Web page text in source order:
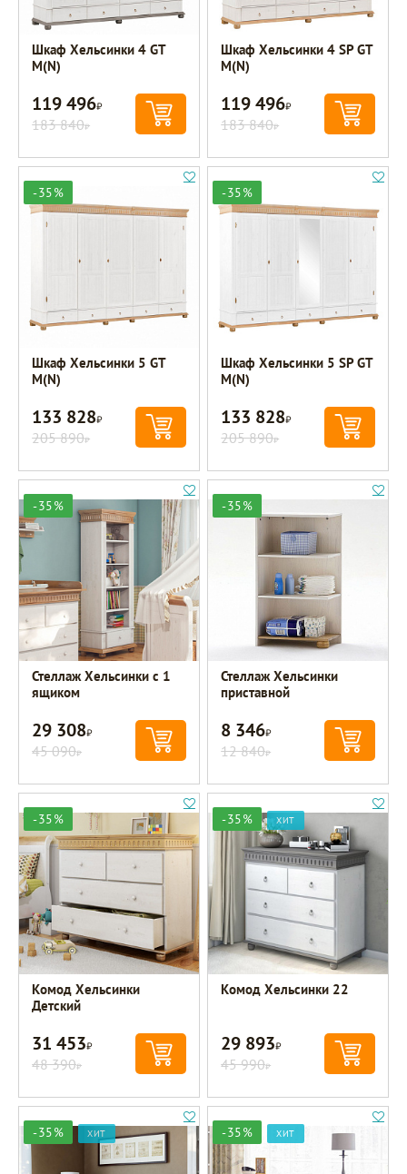
Шкаф Хельсинки 4 GT
M(N)
119 496Р
183 840Р
Шкаф Хельсинки 4 SP GT
M(N)
119 496Р
183 840Р
-35%
Шкаф Хельсинки 5 GT
M(N)
133 828Р
205 890Р
-35%
Шкаф Хельсинки 5 SP GT
M(N)
133 828Р
205 890Р
-35%
Стеллаж Хельсинки с 1
ящиком
29 308Р
45 090Р
-35%
Стеллаж Хельсинки
приставной
8 346Р
12 840Р
-35%
Комод Хельсинки
Детский
31 453Р
48 390Р
-35% ХИТ
Комод Хельсинки 22
29 893Р
45 990Р
-35% ХИТ -35% ХИТ